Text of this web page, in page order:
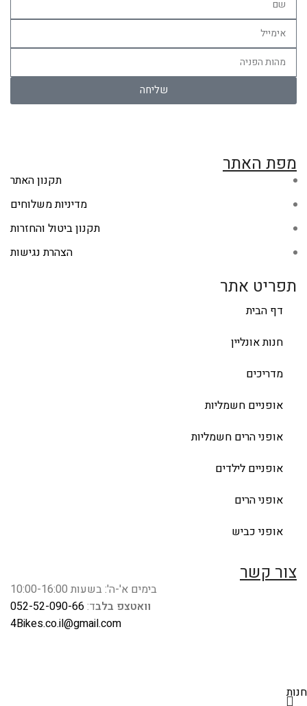
שליחה
מפת האתר
תקנון האתר
מדיניות משלוחים
תקנון ביטול והחזרות
הצהרת נגישות
תפריט אתר
דף הבית
חנות אונליין
מדריכים
אופניים חשמליות
אופני הרים חשמליות
אופניים לילדים
אופני הרים
אופני כביש
צור קשר
בימים א'-ה': בשעות 10:00-16:00
וואטצפ בלבד:052-52-090-66
4Bikes.co.il@gmail.com
חנות